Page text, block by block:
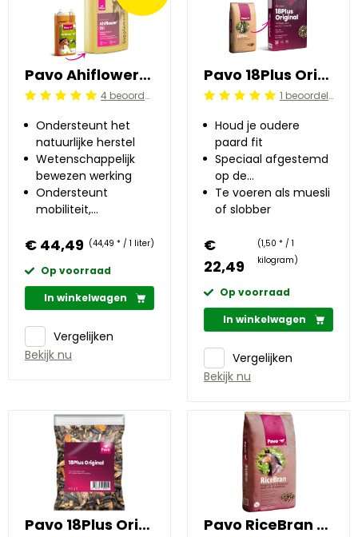
Pavo Ahiflower®Oil 1 l
Beoordeling: 5/5 4 beoordelingen
Ondersteunt het
natuurlijke herstel
Wetenschappelijk
bewezen werking
Ondersteunt
mobiliteit,
vacht
€ 44,49 (44,49 * / 1 liter)
Op voorraad
In winkelwagen
Vergelijken
Bekijk nu
Pavo 18Plus Original 15 kg
Beoordeling: 5/5 1 beoordelingen
Houd je oudere
paard fit
Speciaal afgestemd
op de
voedingsbehoefte
van oudere paarden
Te voeren als muesli
of slobber
€
22,49
(1,50 * / 1
kilogram)
Op voorraad
In winkelwagen
Vergelijken
Bekijk nu
Pavo 18Plus Original 0.4 kg Pavo RiceBran 20 kg